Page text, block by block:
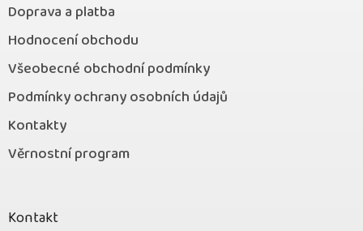
Doprava a platba
Hodnocení obchodu
Všeobecné obchodní podmínky
Podmínky ochrany osobních údajů
Kontakty
Věrnostní program
Kontakt